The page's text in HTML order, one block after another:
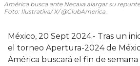
América busca ante Necaxa alargar su
Foto: Ilustrativa/ X/ @ClubAmerica.
México, 20 Sept 2024.- Tras un
el torneo Apertura-2024 de
América buscará el fin de